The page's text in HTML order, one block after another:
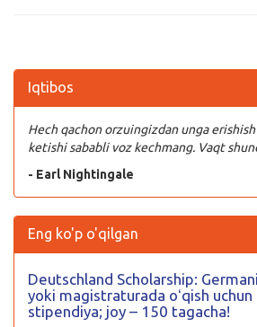
Iqtibos
Hech qachon orzuingizdan unga erishish
ketishi sababli voz kechmang. Vaqt
- Earl Nightingale
Eng ko'p o'qilgan
Deutschland Scholarship:
yoki magistraturada oʻqish
stipendiya; joy – 150 tagacha!